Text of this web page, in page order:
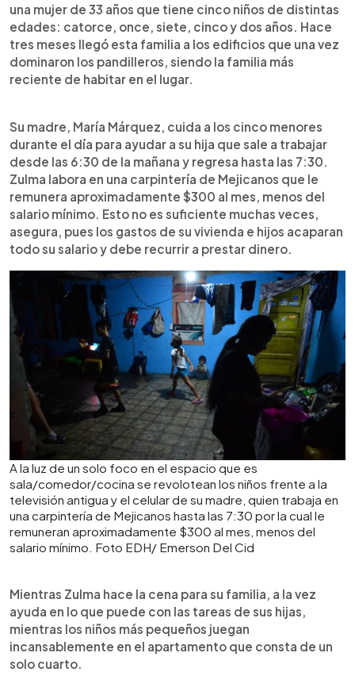
una mujer de 33 años que tiene cinco niños de distintas
edades: catorce, once, siete, cinco y dos años. Hace
tres meses llegó esta familia a los edificios que una vez
dominaron los pandilleros, siendo la familia más
reciente de habitar en el lugar.
Su madre, María Márquez, cuida a los cinco menores
durante el día para ayudar a su hija que sale a trabajar
desde las 6:30 de la mañana y regresa hasta las 7:30.
Zulma labora en una carpintería de Mejicanos que le
remunera aproximadamente $300 al mes, menos del
salario mínimo. Esto no es suficiente muchas veces,
asegura, pues los gastos de su vivienda e hijos acaparan
todo su salario y debe recurrir a prestar dinero.
A la luz de un solo foco en el espacio que es
sala/comedor/cocina se revolotean los niños frente a la
televisión antigua y el celular de su madre, quien trabaja en
una carpintería de Mejicanos hasta las 7:30 por la cual le
remuneran aproximadamente $300 al mes, menos del
salario mínimo. Foto EDH/ Emerson Del Cid
Mientras Zulma hace la cena para su familia, a la vez
ayuda en lo que puede con las tareas de sus hijas,
mientras los niños más pequeños juegan
incansablemente en el apartamento que consta de un
solo cuarto.